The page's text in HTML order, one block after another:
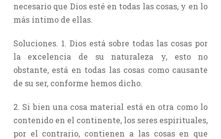
necesario que Dios esté en todas las cosas, y en lo
más íntimo de ellas.
Soluciones. 1. Dios está sobre todas las cosas por
la excelencia de su naturaleza y, esto no
obstante, está en todas las cosas como causante
de su ser, conforme hemos dicho.
2. Si bien una cosa material está en otra como lo
contenido en el continente, los seres espirituales,
por el contrario, contienen a las cosas en que